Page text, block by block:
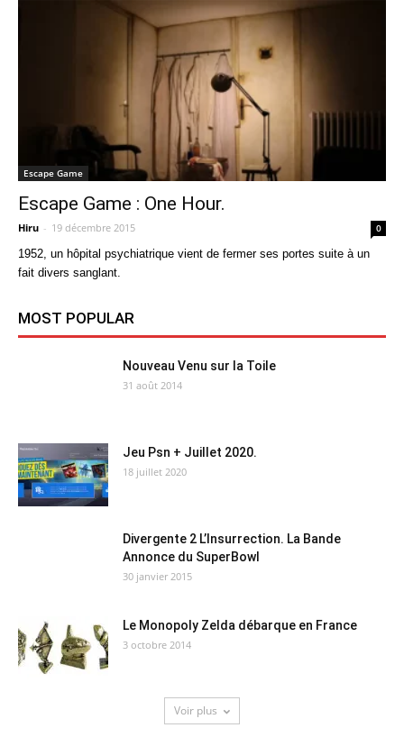
Escape Game
Escape Game : One Hour.
Hiru - 19 décembre 2015 0
1952, un hôpital psychiatrique vient de fermer ses portes suite à un
fait divers sanglant.
MOST POPULAR
Nouveau Venu sur la Toile
31 août 2014
Jeu Psn + Juillet 2020.
18 juillet 2020
Divergente 2 L’Insurrection. La Bande
Annonce du SuperBowl
30 janvier 2015
Le Monopoly Zelda débarque en France
3 octobre 2014
Voir plus